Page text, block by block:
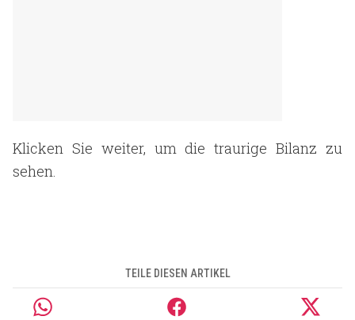
Klicken Sie weiter, um die traurige Bilanz zu
sehen.
TEILE DIESEN ARTIKEL